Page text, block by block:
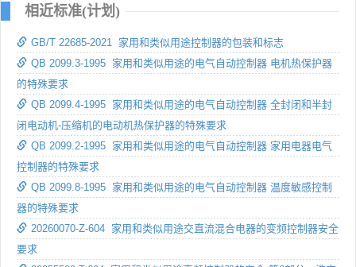
相近标准(计划)
GB/T 22685-2021 家用和类似用途控制器的包装和标志
QB 2099.3-1995 家用和类似用途的电气自动控制器 电机热保护器
的特殊要求
QB 2099.4-1995 家用和类似用途的电气自动控制器 全封闭和半封
闭电动机-压缩机的电动机热保护器的特殊要求
QB 2099.2-1995 家用和类似用途的电气自动控制器 家用电器电气
控制器的特殊要求
QB 2099.8-1995 家用和类似用途的电气自动控制器 温度敏感控制
器的特殊要求
20260070-Z-604 家用和类似用途交直流混合电器的变频控制器安全
要求